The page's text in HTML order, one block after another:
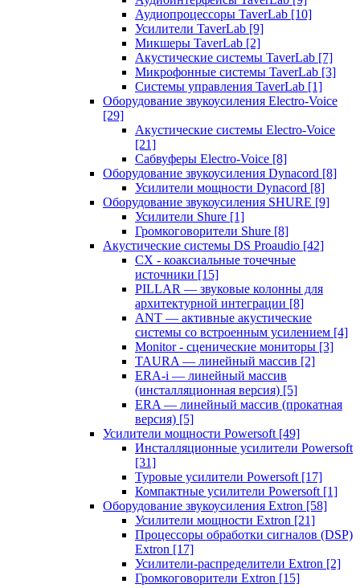
Аудиопроцессоры TaverLab [10]
Усилители TaverLab [9]
Микшеры TaverLab [2]
Акустические системы TaverLab [7]
Микрофонные системы TaverLab [3]
Системы управления TaverLab [1]
Оборудование звукоусиления Electro-Voice
[29]
Акустические системы Electro-Voice
[21]
Сабвуферы Electro-Voice [8]
Оборудование звукоусиления Dynacord [8]
Усилители мощности Dynacord [8]
Оборудование звукоусиления SHURE [9]
Усилители Shure [1]
Громкоговорители Shure [8]
Акустические системы DS Proaudio [42]
CX - коаксиальные точечные
источники [15]
PILLAR — звуковые колонны для
архитектурной интеграции [8]
ANT — активные акустические
системы со встроенным усилением [4]
Monitor - сценические мониторы [3]
TAURA — линейный массив [2]
ERA-i — линейный массив
(инсталляционная версия) [5]
ERA — линейный массив (прокатная
версия) [5]
Усилители мощности Powersoft [49]
Инсталляционные усилители Powersoft
[31]
Туровые усилители Powersoft [17]
Компактные усилители Powersoft [1]
Оборудование звукоусиления Extron [58]
Усилители мощности Extron [21]
Процессоры обработки сигналов (DSP)
Extron [17]
Усилители-распределители Extron [2]
Громкоговорители Extron [15]